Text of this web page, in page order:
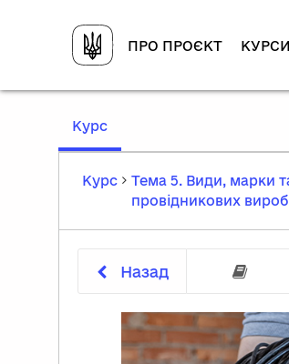
ПРО ПРОЄКТ КУРСИ
Курс,
Курс
Тема 5. Види, марки
провідникових
Назад